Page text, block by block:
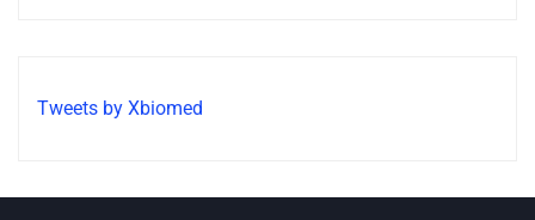
Tweets by Xbiomed